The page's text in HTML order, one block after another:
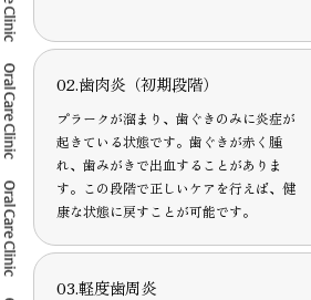
02.歯肉炎（初期段階）
プラークが溜まり、歯ぐきのみに炎症が
起きている状態です。歯ぐきが赤く腫
れ、歯みがきで出血することがありま
す。この段階で正しいケアを行えば、健
康な状態に戻すことが可能です。
03.軽度歯周炎